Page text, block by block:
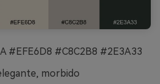
#EFE6D8 #C8C2B8 #2E3A33
morbido